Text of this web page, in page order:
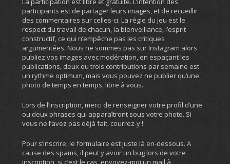
participants est de partager leurs images, et de recueillir
des commentaires sur celles-ci. La règle du jeu est le
respect du travail de chacun, la bienveillance, l’esprit
constructif, ce qui n’empêche pas les critiques
argumentées. Nous ne sommes pas sur Instagram alors
publiez vos images avec modération, en espaçant les
publications, deux ou trois contributions par semaine est
un rythme optimum, mais vous pouvez ne publier qu’une
photo de temps en temps, libre à vous.
Lors de l’inscription, merci de renseigner votre profil d’une
ou deux phrases qui apparaîtront sous votre photo. Si
vous ne l’avez pas déjà fait, courrez-y !
Pour s’inscrire, le formulaire est juste là en-dessous. A
cause des spams, il peut y avoir un bug lors de votre
inscription, si c’est le cas, envoyez-moi un mail à